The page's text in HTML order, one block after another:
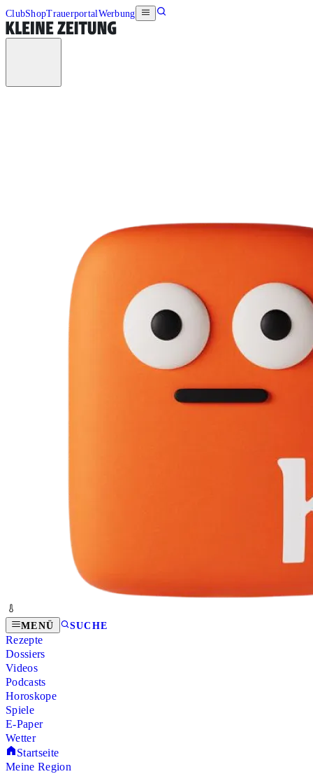
ClubShopTrauerportalWerbung
MENÜ SUCHE
Rezepte
Dossiers
Videos
Podcasts
Horoskope
Spiele
E-Paper
Wetter
Startseite
Meine Region